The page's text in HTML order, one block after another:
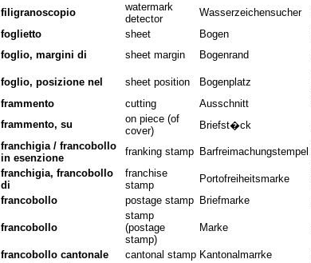
filigranoscopio
watermark
detector
Wasserzeichensucher
foglietto
sheet Bogen
foglio, margini di
sheet margin Bogenrand
foglio, posizione nel
sheet position Bogenplatz
frammento
cutting Ausschnitt
frammento, su
on piece (of
cover)
Briefst�ck
franchigia / francobollo
in esenzione
franking stamp Barfreimachungstempel
franchigia, francobollo
di
franchise
stamp
Portofreiheitsmarke
francobollo
postage stamp Briefmarke
francobollo
stamp
(postage
stamp)
Marke
francobollo cantonale cantonal stamp Kantonalmarrke